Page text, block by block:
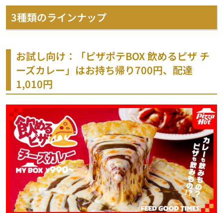
3種類のラインナップ
お試し向け：「ピザポテBOX 飲めるピザ チ
ーズカレー」はお持ち帰り700円、配達
1,010円